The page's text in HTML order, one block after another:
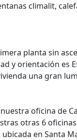
climalit,
planta sin
y orientación es
una gran
nuestra oficina de
otras 6
en Santa